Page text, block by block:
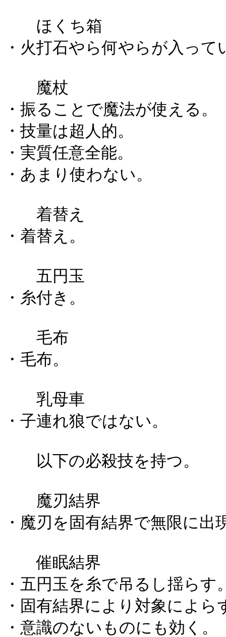
ほくち箱
・火打石やら何やらが入って
魔杖
・振ることで魔法が使える。
・技量は超人的。
・実質任意全能。
・あまり使わない。
着替え
・着替え。
五円玉
・糸付き。
毛布
・毛布。
乳母車
・子連れ狼ではない。
以下の必殺技を持つ。
魔刃結界
・魔刃を固有結界で無限に
催眠結界
・五円玉を糸で吊るし揺らす
・固有結界により対象によ
・意識のないものにも効く。